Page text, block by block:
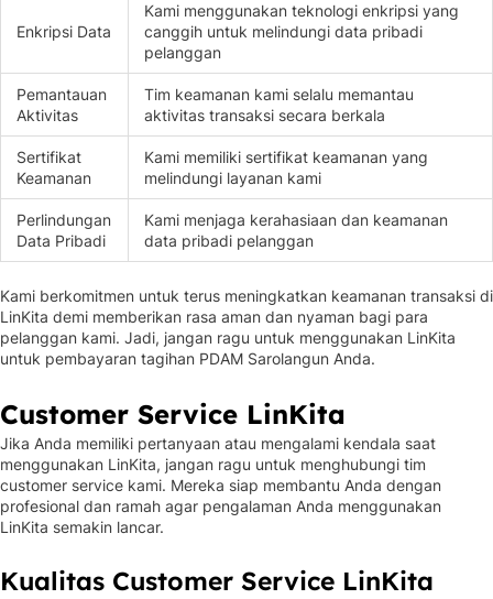
Enkripsi Data
Kami menggunakan teknologi enkripsi yang
canggih untuk melindungi data pribadi
pelanggan
Pemantauan
Aktivitas
Tim keamanan kami selalu memantau
aktivitas transaksi secara berkala
Sertifikat
Keamanan
Kami memiliki sertifikat keamanan yang
melindungi layanan kami
Perlindungan
Data Pribadi
Kami menjaga kerahasiaan dan keamanan
data pribadi pelanggan
Kami berkomitmen untuk terus meningkatkan keamanan transaksi di
LinKita demi memberikan rasa aman dan nyaman bagi para
pelanggan kami. Jadi, jangan ragu untuk menggunakan LinKita
untuk pembayaran tagihan PDAM Sarolangun Anda.
Customer Service LinKita
Jika Anda memiliki pertanyaan atau mengalami kendala saat
menggunakan LinKita, jangan ragu untuk menghubungi tim
customer service kami. Mereka siap membantu Anda dengan
profesional dan ramah agar pengalaman Anda menggunakan
LinKita semakin lancar.
Kualitas Customer Service LinKita